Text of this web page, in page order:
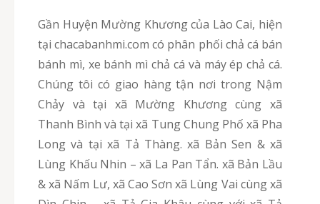
Gần Huyện Mường Khương của Lào Cai, hiện
tại chacabanhmi.com có phân phối chả cá bán
bánh mì, xe bánh mì chả cá và máy ép chả cá.
Chúng tôi có giao hàng tận nơi trong Nậm
Chảy và tại xã Mường Khương cùng xã
Thanh Bình và tại xã Tung Chung Phố xã Pha
Long và tại xã Tả Thàng. xã Bản Sen & xã
Lùng Khấu Nhin – xã La Pan Tẩn. xã Bản Lầu
& xã Nấm Lư, xã Cao Sơn xã Lùng Vai cùng xã